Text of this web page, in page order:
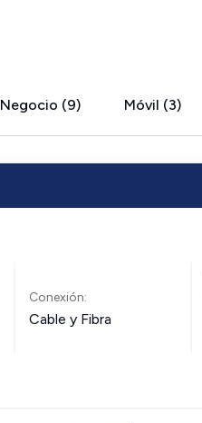
Negocio (9) Móvil (3)
Conexión:
Cable y Fibra